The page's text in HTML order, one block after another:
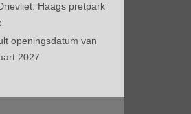
Haags pretpark
openingsdatum van
2027